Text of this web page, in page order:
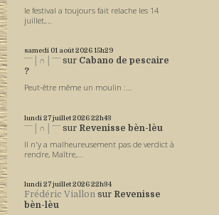
le festival a toujours fait relache les 14
juillet,...
samedi 01 août 2026 15h29
ˉˉˉ│∩│ˉˉˉ sur Cabano de pescaire
?
Peut-être même un moulin :...
lundi 27juillet 2026 22h43
ˉˉˉ│∩│ˉˉˉ sur Revenisse bèn-lèu
Il n'y a malheureusement pas de verdict à
rendre, Maître,...
lundi 27juillet 2026 22h34
Frédéric Viallon sur Revenisse
bèn-lèu